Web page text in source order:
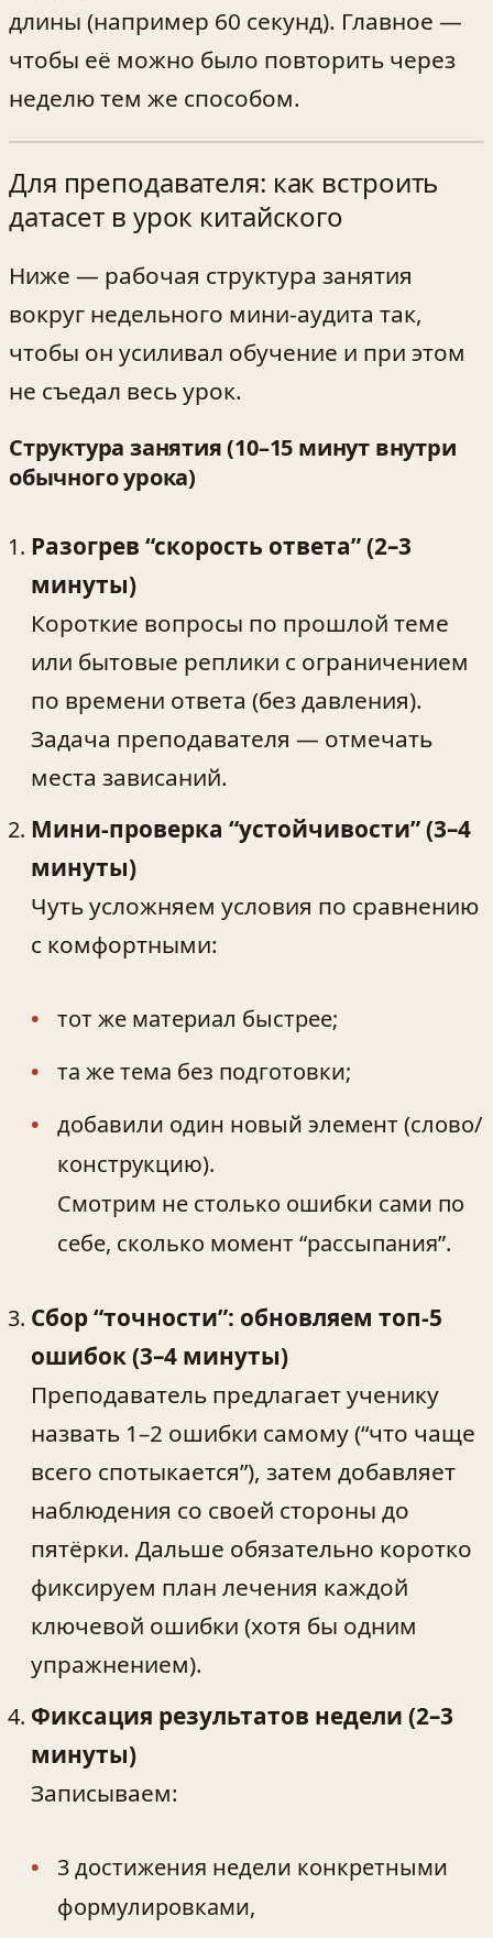
длины (например 60 секунд). Главное —
чтобы её можно было повторить через
неделю тем же способом.
Для преподавателя: как встроить
датасет в урок китайского
Ниже — рабочая структура занятия
вокруг недельного мини-аудита так,
чтобы он усиливал обучение и при этом
не съедал весь урок.
Структура занятия (10–15 минут внутри
обычного урока)
Разогрев “скорость ответа” (2–3
минуты)
Короткие вопросы по прошлой теме
или бытовые реплики с ограничением
по времени ответа (без давления).
Задача преподавателя — отмечать
места зависаний.
Мини-проверка “устойчивости” (3–4
минуты)
Чуть усложняем условия по сравнению
с комфортными:
тот же материал быстрее;
та же тема без подготовки;
добавили один новый элемент (слово/
конструкцию).
Смотрим не столько ошибки сами по
себе, сколько момент “рассыпания”.
Сбор “точности”: обновляем топ‑5
ошибок (3–4 минуты)
Преподаватель предлагает ученику
назвать 1–2 ошибки самому (“что чаще
всего спотыкается”), затем добавляет
наблюдения со своей стороны до
пятёрки. Дальше обязательно коротко
фиксируем план лечения каждой
ключевой ошибки (хотя бы одним
упражнением).
Фиксация результатов недели (2–3
минуты)
Записываем:
3 достижения недели конкретными
формулировками,